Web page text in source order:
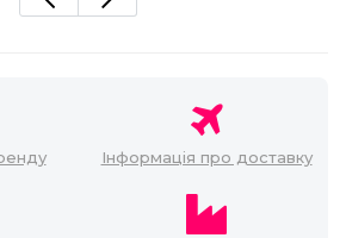
Інформація про доставку